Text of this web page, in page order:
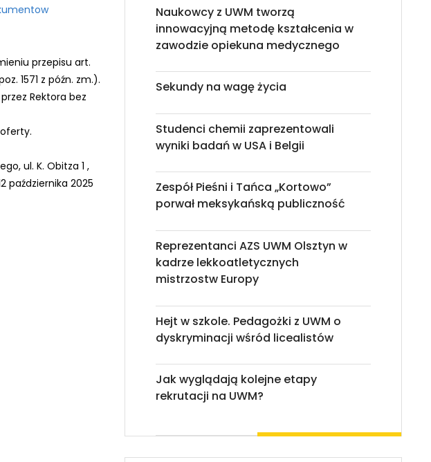
przepisu art.
1571 z późn. zm.).
Rektora bez
ul. K. Obitza 1 ,
października 2025
Naukowcy z UWM tworzą
innowacyjną metodę kształcenia w
zawodzie opiekuna medycznego
Sekundy na wagę życia
Studenci chemii zaprezentowali
wyniki badań w USA i Belgii
Zespół Pieśni i Tańca „Kortowo”
porwał meksykańską publiczność
Reprezentanci AZS UWM Olsztyn w
kadrze lekkoatletycznych
mistrzostw Europy
Hejt w szkole. Pedagożki z UWM o
dyskryminacji wśród licealistów
Jak wyglądają kolejne etapy
rekrutacji na UWM?